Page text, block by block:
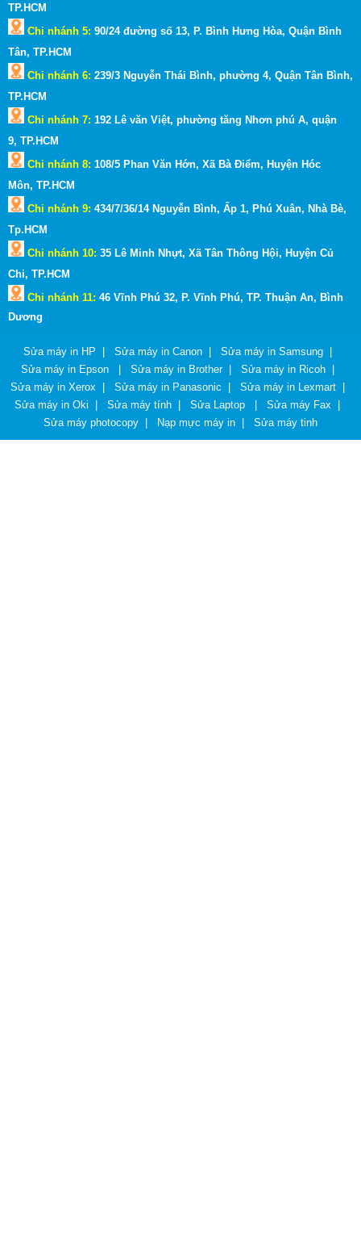
TP.HCM
Chi nhánh 5: 90/24 đường số 13, P. Bình Hưng Hòa, Quận Bình
Tân, TP.HCM
Chi nhánh 6: 239/3 Nguyễn Thái Bình, phường 4, Quận Tân Bình,
TP.HCM
Chi nhánh 7: 192 Lê văn Việt, phường tăng Nhơn phú A, quận
9, TP.HCM
Chi nhánh 8: 108/5 Phan Văn Hớn, Xã Bà Điểm, Huyện Hóc
Môn, TP.HCM
Chi nhánh 9: 434/7/36/14 Nguyễn Bình, Ấp 1, Phú Xuân, Nhà Bè,
Tp.HCM
Chi nhánh 10: 35 Lê Minh Nhựt, Xã Tân Thông Hội, Huyện Củ
Chi, TP.HCM
Chi nhánh 11: 46 Vĩnh Phú 32, P. Vĩnh Phú, TP. Thuận An, Bình
Dương
Sửa máy in HP Sửa máy in Canon| Sửa máy in Samsung|
Sửa máy in Epson
Sửa máy in Brother| Sửa máy in Ricoh|
Sửa máy in Xerox
Sửa máy in Panasonic Sửa máy in Lexmart|
Sửa máy in Oki
Sửa máy tính Sửa Laptop Sửa máy Fax
Sửa máy photocopy
Nạp mực máy in Sửa máy tinh